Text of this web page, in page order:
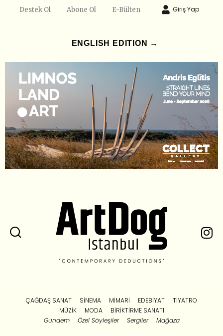
Destek Ol Abone Ol E-Bülten Giriş Yap
ENGLISH EDITION →
ÇAĞDAŞ SANAT SINEMA MIMARI EDEBIYAT
TIYATRO
MÜZIK
MODA
BIRIKTIRME SANATI
Gündem
Özel Söyleşiler Sergiler Mağaza